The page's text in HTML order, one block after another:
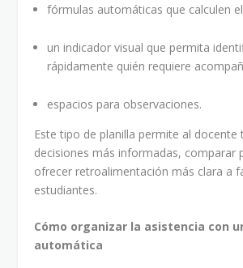
fórmulas automáticas que calculen
un indicador visual que permita
rápidamente quién requiere
espacios para observaciones.
Este tipo de planilla permite al docente
decisiones más informadas, comparar
ofrecer retroalimentación más clara a
estudiantes.
Cómo organizar la asistencia con
automática